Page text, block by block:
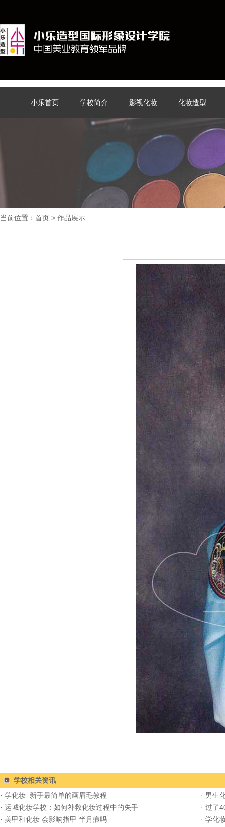
小乐首页 学校简介 影视化妆 化妆造型
当前位置： 首页 > 作品展示
学校相关资讯
· 学化妆_新手最简单的画眉毛教程 · 男生
· 运城化妆学校：如何补救化妆过程中的失手 · 过了
· 美甲和化妆 会影响指甲 半月痕吗 · 学化